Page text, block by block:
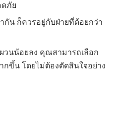
ดภัย
กัน ก็ควรอยู่กับฝ่ายที่ด้อยกว่า
วนน้อยลง คุณสามารถเลือก
ขึ้น โดยไม่ต้องตัดสินใจอย่าง